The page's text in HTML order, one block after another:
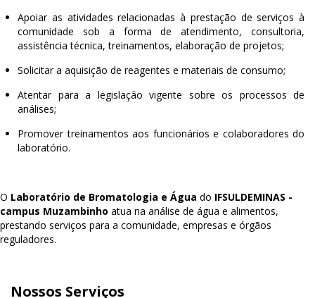
Apoiar as atividades relacionadas à prestação de serviços à
comunidade sob a forma de atendimento, consultoria,
assistência técnica, treinamentos, elaboração de projetos;
Solicitar a aquisição de reagentes e materiais de consumo;
Atentar para a legislação vigente sobre os processos de
análises;
Promover treinamentos aos funcionários e colaboradores do
laboratório.
O Laboratório de Bromatologia e Água do IFSULDEMINAS -
campus Muzambinho atua na análise de água e alimentos,
prestando serviços para a comunidade, empresas e órgãos
reguladores.
Nossos Serviços